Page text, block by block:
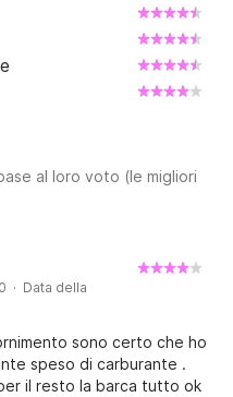
al loro voto (le migliori
· Data della
sono certo che ho
speso di carburante .
il resto la barca tutto ok